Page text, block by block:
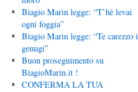
Biagio Marin legge: “T’hè levai
ogni foggia”
Biagio Marin legge: “Te carezzo i
genugi”
Buon proseguimento su
BiagioMarin.it !
CONFERMA LA TUA